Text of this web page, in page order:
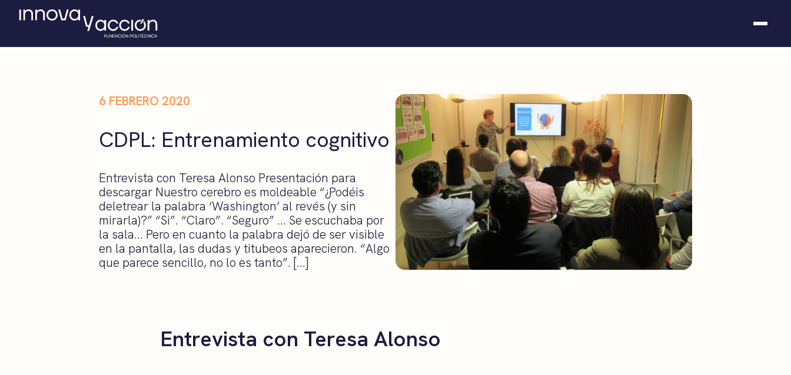
6 FEBRERO 2020
CDPL: Entrenamiento cognitivo
Entrevista con Teresa Alonso Presentación para
descargar Nuestro cerebro es moldeable “¿Podéis
deletrear la palabra ‘Washington’ al revés (y sin
mirarla)?” “Si”. “Claro”. “Seguro” … Se escuchaba por
la sala… Pero en cuanto la palabra dejó de ser visible
en la pantalla, las dudas y titubeos aparecieron. “Algo
que parece sencillo, no lo es tanto”. […]
Entrevista con Teresa Alonso